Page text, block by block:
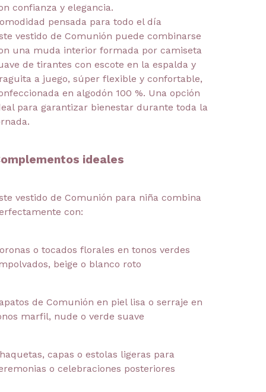
confianza y elegancia.
pensada para todo el día
vestido de Comunión puede combinarse
una muda interior formada por camiseta
de tirantes con escote en la espalda y
a juego, súper flexible y confortable,
en algodón 100 %. Una opción
para garantizar bienestar durante toda la
ideales
vestido de Comunión para niña combina
con:
o tocados florales en tonos verdes
beige o blanco roto
de Comunión en piel lisa o serraje en
marfil, nude o verde suave
capas o estolas ligeras para
o celebraciones posteriores